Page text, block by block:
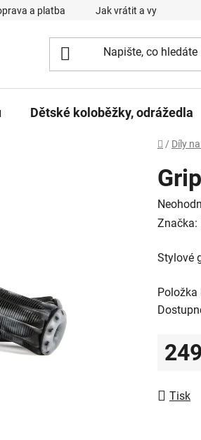
a platba Jak vrátit a vyměnit zboží
Dětské koloběžky, odrážedla
Domů
/ Díly
je
z
5
Značka:
Stylové
Tisk